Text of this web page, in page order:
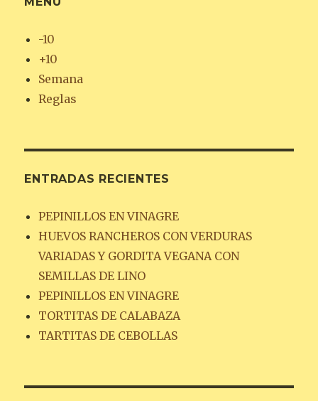
-10
+10
Semana
Reglas
ENTRADAS RECIENTES
PEPINILLOS EN VINAGRE
HUEVOS RANCHEROS CON VERDURAS
VARIADAS Y GORDITA VEGANA CON
SEMILLAS DE LINO
PEPINILLOS EN VINAGRE
TORTITAS DE CALABAZA
TARTITAS DE CEBOLLAS